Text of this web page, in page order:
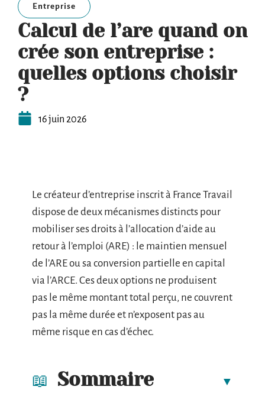
Entreprise
Calcul de l’are quand on
crée son entreprise :
quelles options choisir
?
16 juin 2026
Le créateur d’entreprise inscrit à France Travail
dispose de deux mécanismes distincts pour
mobiliser ses droits à l’allocation d’aide au
retour à l’emploi (ARE) : le maintien mensuel
de l’ARE ou sa conversion partielle en capital
via l’ARCE. Ces deux options ne produisent
pas le même montant total perçu, ne couvrent
pas la même durée et n’exposent pas au
même risque en cas d’échec.
Sommaire